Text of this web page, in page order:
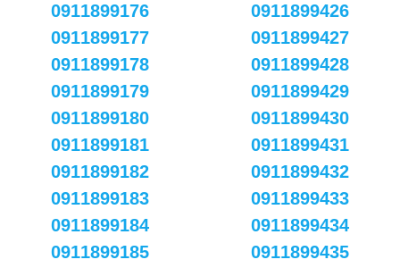
0911899176
0911899177
0911899178
0911899179
0911899180
0911899181
0911899182
0911899183
0911899184
0911899185
0911899426
0911899427
0911899428
0911899429
0911899430
0911899431
0911899432
0911899433
0911899434
0911899435